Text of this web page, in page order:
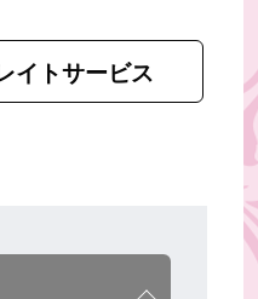
イトサービス